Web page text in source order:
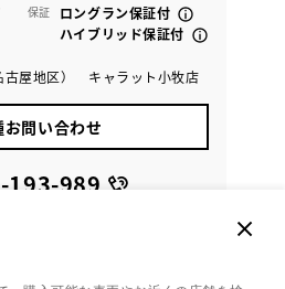
保証
ロングラン保証付
ハイブリッド保証付
古屋地区） キャラット小牧店
お問い合わせ
193-989